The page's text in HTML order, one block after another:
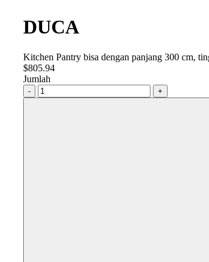
DUCA
Kitchen Pantry bisa dengan panjang 300 cm,
$805.94
Jumlah
- +